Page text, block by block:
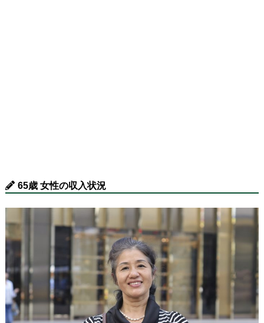
65歳 女性の収入状況